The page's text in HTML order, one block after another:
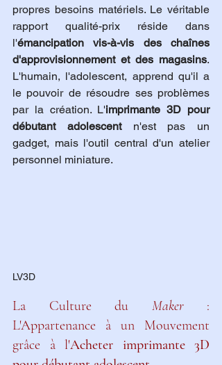
propres besoins matériels. Le véritable
rapport qualité-prix réside dans
l'émancipation vis-à-vis des chaînes
d'approvisionnement et des magasins.
L'humain, l'adolescent, apprend qu'il a
le pouvoir de résoudre ses problèmes
par la création. L'imprimante 3D pour
débutant adolescent n'est pas un
gadget, mais l'outil central d'un atelier
personnel miniature.
LV3D
La Culture du Maker :
L'Appartenance à un Mouvement
grâce à l'Acheter imprimante 3D